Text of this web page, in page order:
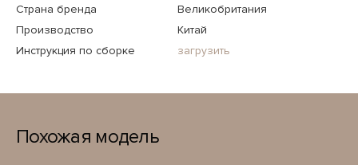
Страна бренда
Великобритания
Производство
Китай
Инструкция по сборке
загрузить
Похожая модель